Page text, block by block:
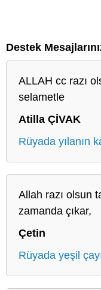
Destek
ALLAH cc razı
selametle
Atilla ÇİVAK
Rüyada yılanın
Allah razı olsun
zamanda çıkar,
Çetin
Rüyada yeşil